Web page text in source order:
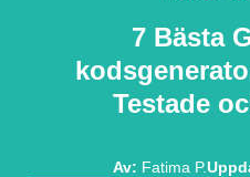
7 Bästa
Testade
Av: Fatima P.